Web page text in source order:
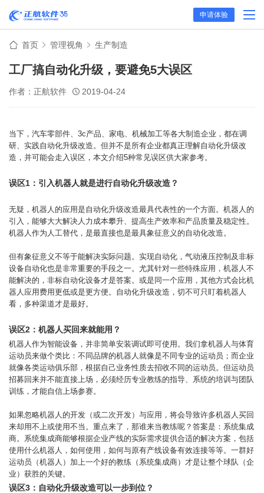
申请体验
首页 管理视角 生产制造
工厂搞自动化升级，要避免5大误区
作者：正航软件 2019-04-24
当下，汽车零部件、3c产品、家电、机械加工等各大制造企业，都在调
研、实践自动化升级改造。但并不是所有企业都真正理解自动化升级改
造，并可能会走入误区，本文介绍5种常见误区供大家参考。
误区1：引入机器人就是进行自动化升级改造？
无疑，机器人的应用是自动化升级改造最具代表性的一个方面。机器人的
引入，能够大大解决人力成本攀升、提高生产效率和产品质量及稳定性。
机器人作为人工替代，是最直接也是最具象征意义的自动化改造。
但有象征意义不等于能解决实际问题。实现自动化，气动液压控制及非标
设备自动化也是非常重要的手段之一。尤其针对一些特殊应用，机器人不
能解决的，非标自动化设备才是答案。或是同一个应用，其他方式会比机
器人应用费用更低或是更方便。自动化升级改造，切不可只盯着机器人
看，多种渠道才是最好。
误区2：机器人买回来就能用？
机器人作为智能设备，并非简单安装调试即可使用。我们拿机器人与体育
运动员来做个类比：不同品牌的机器人就像是不同专业的运动员；而企业
就像各类运动俱乐部，根据自己业务性质去招收不同的运动员。但运动员
招募回来并不能直接上场，必须经历专业教练的指导、系统的培训与团队
训练，才能自信上场参赛。
如果忽略机器人的开发（或二次开发）与应用，将会导致许多机器人买回
来却用不上或使用不当。重点来了，那谁来当教练呢？答案是：系统集成
商。系统集成商能够根据企业产线的实际需求提供合适的解决方案，包括
使用什么机器人，如何使用，如何与原有产线设备有效连接等等。一群好
运动员（机器人）加上一个好的教练（系统集成商）才是让整个球队（企
业）获胜的关键。
误区3：自动化升级改造可以一步到位？